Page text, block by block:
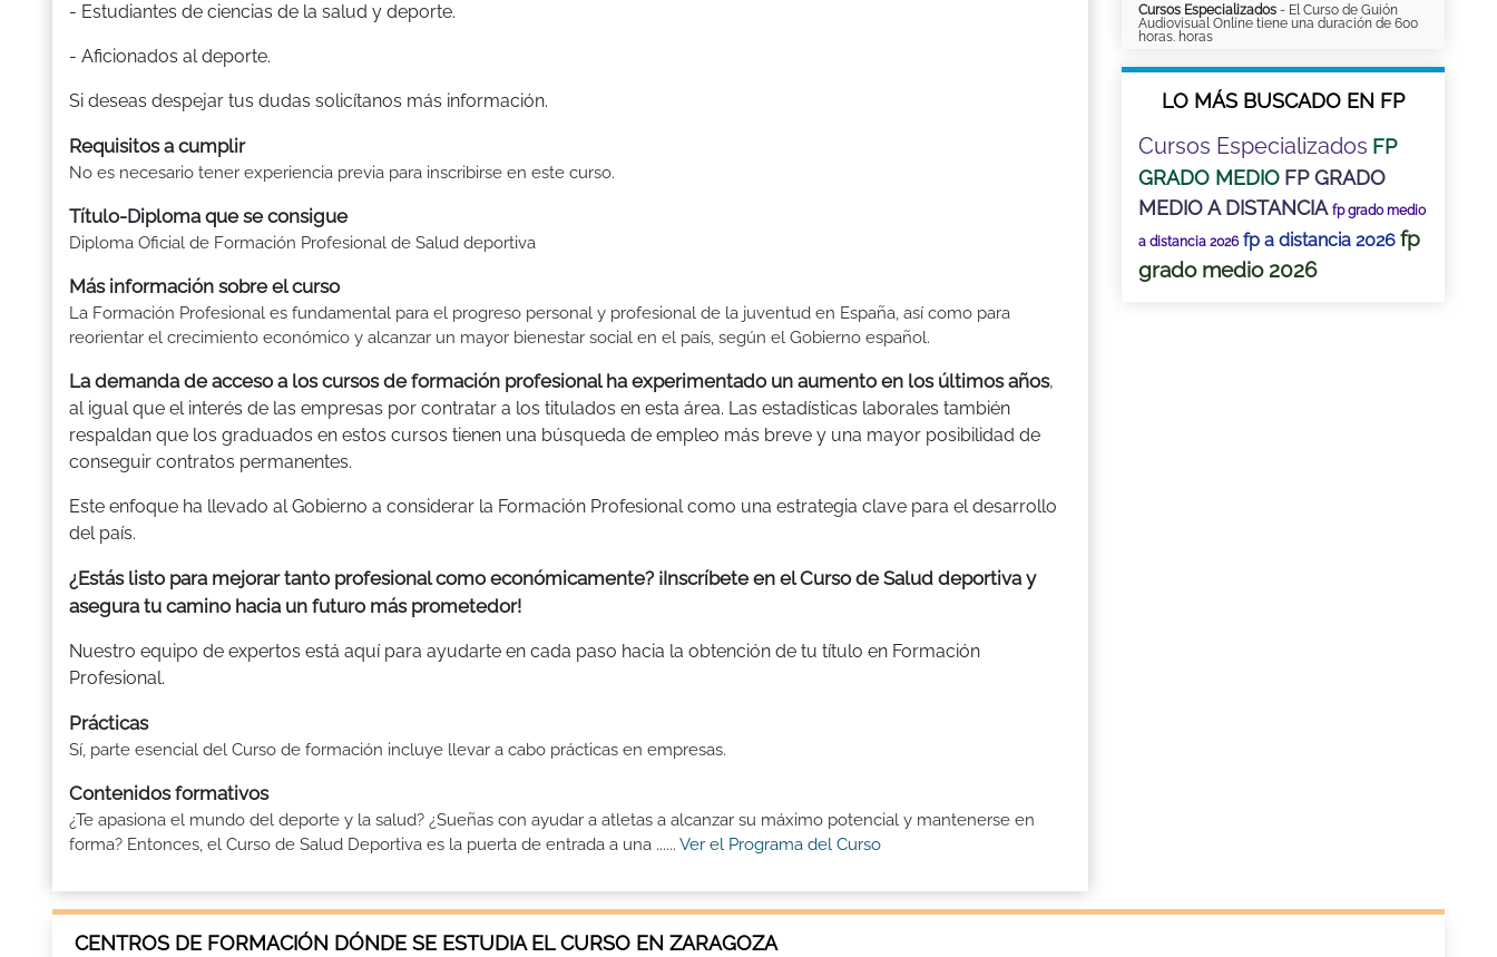
- Estudiantes de ciencias de la salud y deporte.
- Aficionados al deporte.
Si deseas despejar tus dudas solicítanos más información.
Requisitos a cumplir
No es necesario tener experiencia previa para inscribirse en este curso.
Título-Diploma que se consigue
Diploma Oficial de Formación Profesional de Salud deportiva
Más información sobre el curso
La Formación Profesional es fundamental para el progreso personal y profesional de la juventud en España, así como para
reorientar el crecimiento económico y alcanzar un mayor bienestar social en el país, según el Gobierno español.
La demanda de acceso a los cursos de formación profesional ha experimentado un aumento en los últimos años,
al igual que el interés de las empresas por contratar a los titulados en esta área. Las estadísticas laborales también
respaldan que los graduados en estos cursos tienen una búsqueda de empleo más breve y una mayor posibilidad de
conseguir contratos permanentes.
Este enfoque ha llevado al Gobierno a considerar la Formación Profesional como una estrategia clave para el desarrollo
del país.
¿Estás listo para mejorar tanto profesional como económicamente? ¡Inscríbete en el Curso de Salud deportiva y
asegura tu camino hacia un futuro más prometedor!
Nuestro equipo de expertos está aquí para ayudarte en cada paso hacia la obtención de tu título en Formación
Profesional.
Prácticas
Sí, parte esencial del Curso de formación incluye llevar a cabo prácticas en empresas.
Contenidos formativos
¿Te apasiona el mundo del deporte y la salud? ¿Sueñas con ayudar a atletas a alcanzar su máximo potencial y mantenerse en
forma? Entonces, el Curso de Salud Deportiva es la puerta de entrada a una ...... Ver el Programa del Curso
Cursos Especializados - El Curso de Guión
Audiovisual Online tiene una duración de 600
horas. horas
LO MÁS BUSCADO EN FP
Cursos Especializados FP
GRADO MEDIO FP GRADO
MEDIO A DISTANCIA fp grado medio
a distancia 2026 fp a distancia 2026 fp
grado medio 2026
CENTROS DE FORMACIÓN DÓNDE SE ESTUDIA EL CURSO EN ZARAGOZA